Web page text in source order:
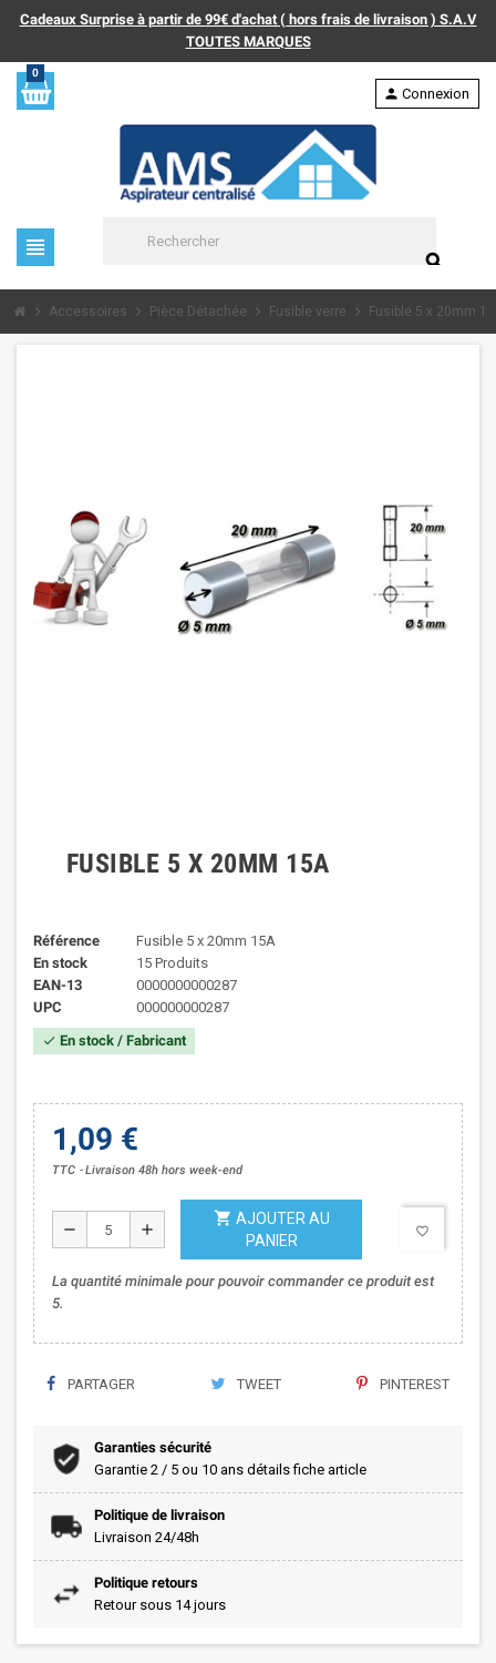
Cadeaux Surprise à partir de 99€ d'achat ( hors frais de livraison ) S.A.V
TOUTES MARQUES
0
view_headline
search
person Connexion
chevron_right Accessoires chevron_right Pièce Détachée chevron_right Fusible verre chevron_right Fusible 5 x 20mm
FUSIBLE 5 X 20MM 15A
Référence
Fusible 5 x 20mm 15A
En stock
15 Produits
EAN-13
0000000000287
UPC
000000000287
check En stock / Fabricant
1,09 €
TTC Livraison 48h hors week-end
remove add
shopping_cart AJOUTER AU
PANIER
favorite_border
La quantité minimale pour pouvoir commander ce produit est
5.
PARTAGER TWEET PINTEREST
Garanties sécurité
Garantie 2 / 5 ou 10 ans détails fiche article
Politique de livraison
Livraison 24/48h
Politique retours
Retour sous 14 jours